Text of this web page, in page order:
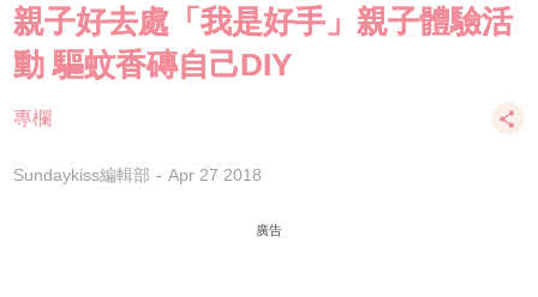
親子好去處「我是好手」親子體驗活
動 驅蚊香磚自己DIY
專欄
Sundaykiss編輯部 Apr 27 2018
廣告